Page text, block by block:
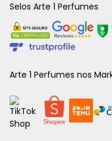
Selos Arte 1 Perfumes
Arte 1 Perfumes nos